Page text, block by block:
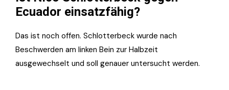
Ecuador einsatzfähig?
Das ist noch offen. Schlotterbeck wurde nach
Beschwerden am linken Bein zur Halbzeit
ausgewechselt und soll genauer untersucht werden.